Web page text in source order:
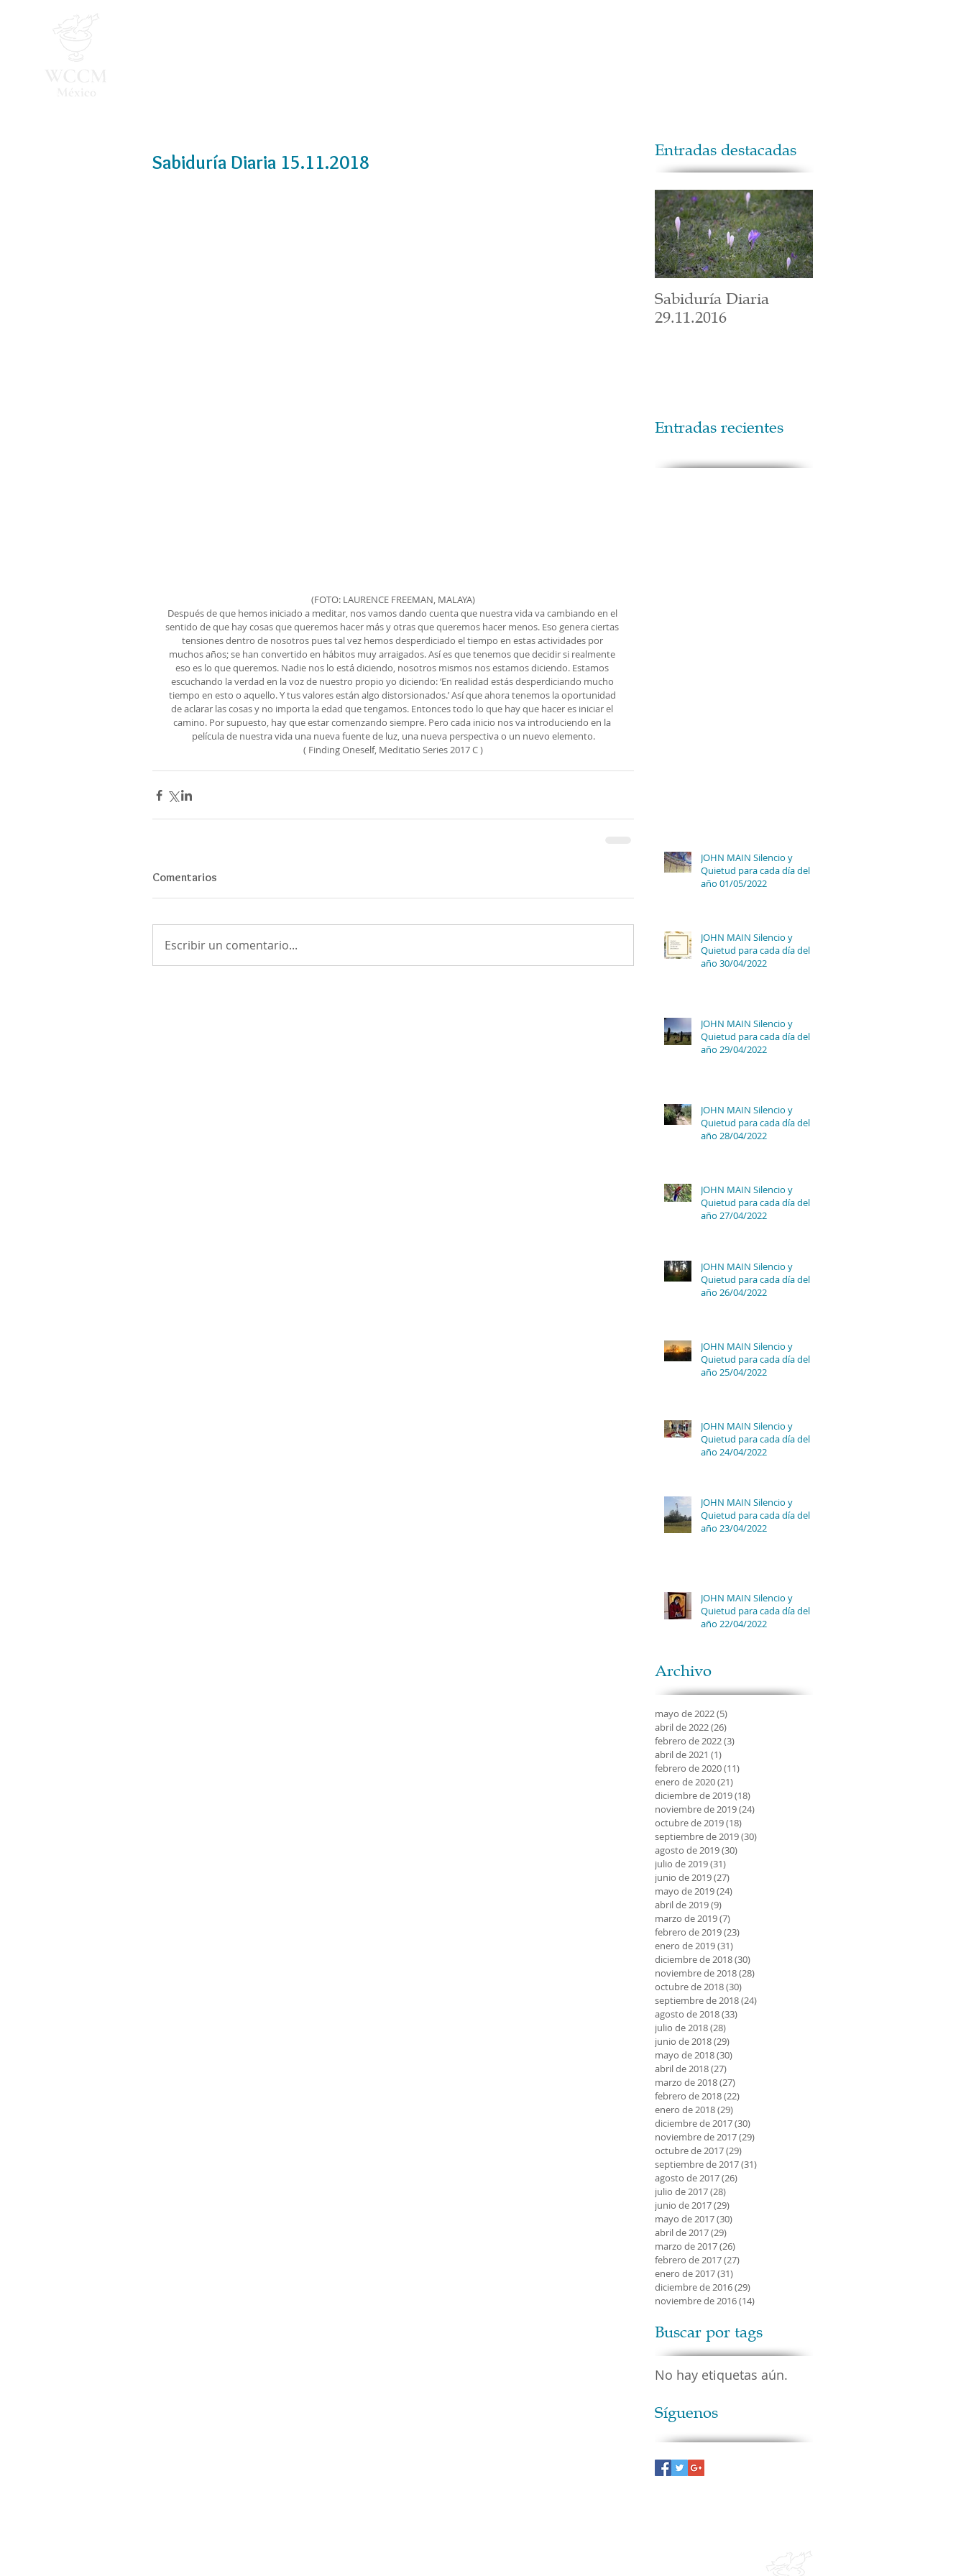
Sabiduría Diaria 15.11.2018
(FOTO: LAURENCE FREEMAN, MALAYA)
Después de que hemos iniciado a meditar, nos vamos dando cuenta que nuestra vida va cambiando en el
sentido de que hay cosas que queremos hacer más y otras que queremos hacer menos. Eso genera ciertas
tensiones dentro de nosotros pues tal vez hemos desperdiciado el tiempo en estas actividades por
muchos años; se han convertido en hábitos muy arraigados. Así es que tenemos que decidir si realmente
eso es lo que queremos. Nadie nos lo está diciendo, nosotros mismos nos estamos diciendo. Estamos
escuchando la verdad en la voz de nuestro propio yo diciendo: ‘En realidad estás desperdiciando mucho
tiempo en esto o aquello. Y tus valores están algo distorsionados.’ Así que ahora tenemos la oportunidad
de aclarar las cosas y no importa la edad que tengamos. Entonces todo lo que hay que hacer es iniciar el
camino. Por supuesto, hay que estar comenzando siempre. Pero cada inicio nos va introduciendo en la
película de nuestra vida una nueva fuente de luz, una nueva perspectiva o un nuevo elemento.
( Finding Oneself, Meditatio Series 2017 C )
Comentarios
Escribir un comentario...
Entradas destacadas
Sabiduría Diaria
29.11.2016
Entradas recientes
JOHN MAIN Silencio y
Quietud para cada día del
año 01/05/2022
JOHN MAIN Silencio y
Quietud para cada día del
año 30/04/2022
JOHN MAIN Silencio y
Quietud para cada día del
año 29/04/2022
JOHN MAIN Silencio y
Quietud para cada día del
año 28/04/2022
JOHN MAIN Silencio y
Quietud para cada día del
año 27/04/2022
JOHN MAIN Silencio y
Quietud para cada día del
año 26/04/2022
JOHN MAIN Silencio y
Quietud para cada día del
año 25/04/2022
JOHN MAIN Silencio y
Quietud para cada día del
año 24/04/2022
JOHN MAIN Silencio y
Quietud para cada día del
año 23/04/2022
JOHN MAIN Silencio y
Quietud para cada día del
año 22/04/2022
Archivo
mayo de 2022(5)
abril de 2022(26)
febrero de 2022(3)
abril de 2021 (1)
febrero de 2020(11)
enero de 2020(21)
diciembre de 2019(18)
noviembre de 2019(24)
octubre de 2019(18)
septiembre de 2019(30)
agosto de 2019(30)
julio de 2019(31)
junio de 2019(27)
mayo de 2019(24)
abril de 2019(9)
marzo de 2019(7)
febrero de 2019(23)
enero de 2019(31)
diciembre de 2018(30)
noviembre de 2018(28)
octubre de 2018(30)
septiembre de 2018(24)
agosto de 2018(33)
julio de 2018(28)
junio de 2018(29)
mayo de 2018(30)
abril de 2018(27)
marzo de 2018(27)
febrero de 2018(22)
enero de 2018(29)
diciembre de 2017(30)
noviembre de 2017(29)
octubre de 2017(29)
septiembre de 2017(31)
agosto de 2017(26)
julio de 2017(28)
junio de 2017(29)
mayo de 2017(30)
abril de 2017(29)
marzo de 2017(26)
febrero de 2017(27)
enero de 2017(31)
diciembre de 2016(29)
noviembre de 2016(14)
Buscar por tags
No hay etiquetas aún.
Síguenos